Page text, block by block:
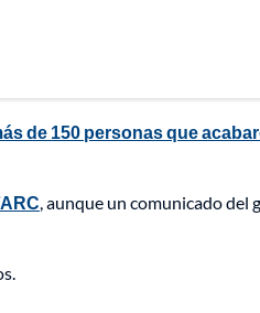
de 150 personas que
, aunque un comunicado del